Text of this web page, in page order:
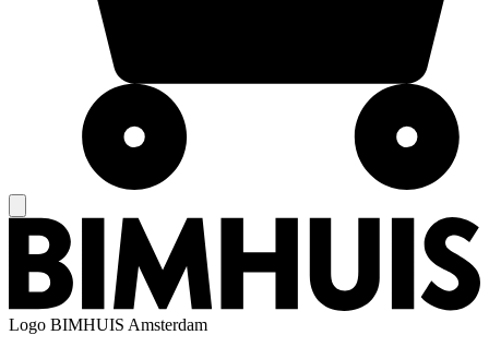
Logo BIMHUIS Amsterdam